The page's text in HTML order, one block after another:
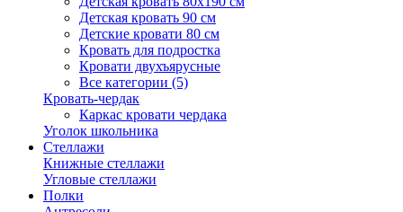
Детская кровать 90 см
Детские кровати 80 см
Кровать для подростка
Кровати двухъярусные
Все категории (5)
Кровать-чердак
Каркас кровати чердака
Уголок школьника
Стеллажи
Книжные стеллажи
Угловые стеллажи
Полки